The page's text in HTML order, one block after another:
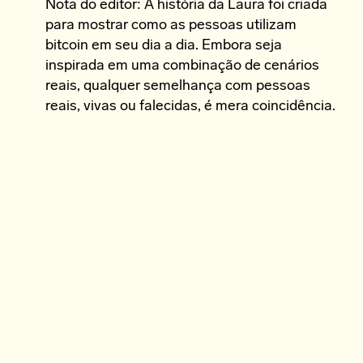
Nota do editor: A história da Laura foi criada
para mostrar como as pessoas utilizam
bitcoin em seu dia a dia. Embora seja
inspirada em uma combinação de cenários
reais, qualquer semelhança com pessoas
reais, vivas ou falecidas, é mera coincidência.